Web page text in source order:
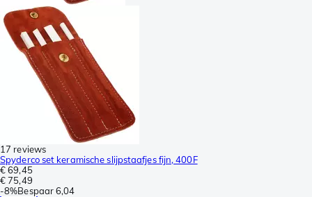
17 reviews
Spyderco set keramische slijpstaafjes fijn, 400F
€ 69,45
€ 75,49
-8%Bespaar6,04